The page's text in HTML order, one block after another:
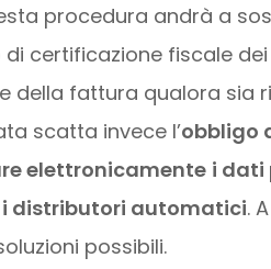
procedura andrà a
di certificazione fiscale
della fattura qualora sia
scatta invece l’obbligo
elettronicamente i dati
distributori automatici.
possibili.